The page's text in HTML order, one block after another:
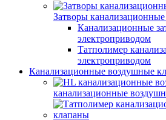
Затворы
Канализационные
электроприводом
Татполимер
электроприводом
Канализационные воздушные
канализационные